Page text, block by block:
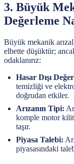
3. Büyük
Değerleme
Büyük mekanik
elbette düşüktür;
odaklanırız:
Hasar Dışı
temizliği ve
doğrudan etkiler.
Arızanın Tipi:
komple motor
taşır.
Piyasa Talebi:
piyasasındaki